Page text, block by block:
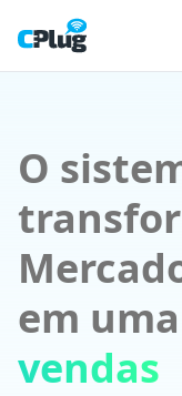
Sistema CPlug para
PDV rápido com
Importação de XML
PDV
Gestão de Estoque
Emissão Fiscal
ERP Gestão
BI e Relatórios
O
em uma
vendas